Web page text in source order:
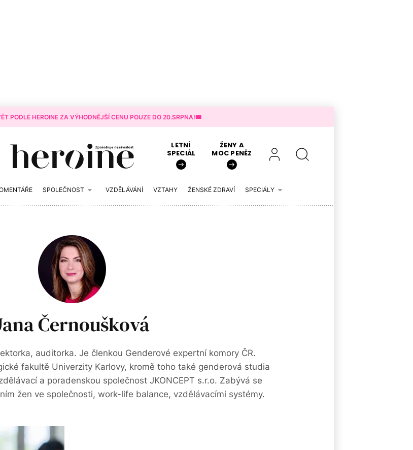
PODLE HEROINE ZA VÝHODNĚJŠÍ CENU POUZE DO 20.SRPNA!🎟️
LETNÍ
SPECIÁL
ŽENY A
MOC PENĚZ
SPOLEČNOST VZDĚLÁVÁNÍ VZTAHY ŽENSKÉ ZDRAVÍ SPECIÁLY
Černoušková
auditorka. Je členkou Genderové expertní komory ČR.
fakultě Univerzity Karlovy, kromě toho také genderová studia
a poradenskou společnost JKONCEPT s.r.o. Zabývá se
žen ve společnosti, work-life balance, vzdělávacími systémy.